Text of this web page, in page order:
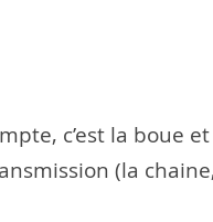
c’est la boue
(la